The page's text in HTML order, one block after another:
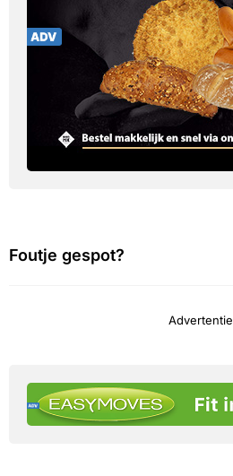
Foutje gespot?
Advertentie